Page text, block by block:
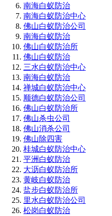
南海白蚁防治
南海白蚁防治中心
佛山白蚁防治公司
南海白蚁防治
佛山白蚁防治所
佛山白蚁防治
三水白蚁防治中心
南海白蚁防治
禅城白蚁防治中心
顺德白蚁防治公司
佛山白蚁防治所
佛山杀虫公司
佛山消杀公司
佛山除四害
桂城白蚁防治中心
平洲白蚁防治
大沥白蚁防治所
黄岐白蚁防治
盐步白蚁防治所
里水白蚁防治公司
松岗白蚁防治